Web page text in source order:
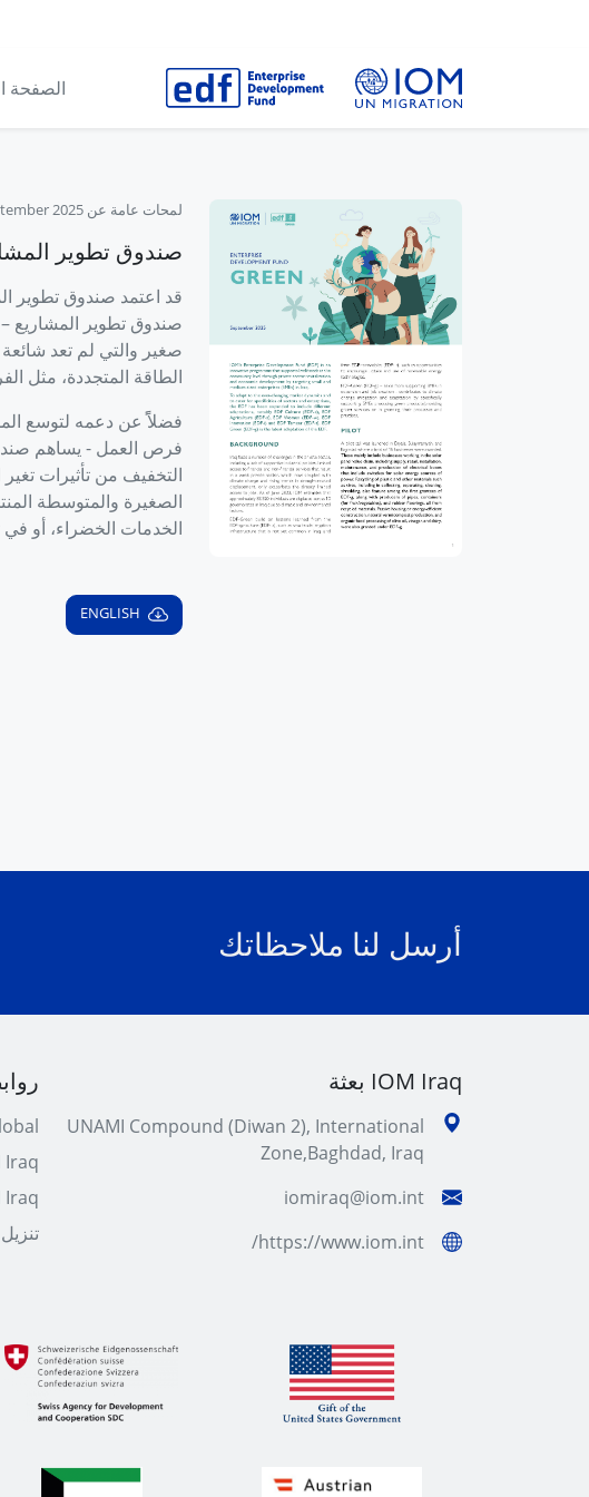
الصفحة
لمحات عامة عن EDF 2025
صندوق تطوير
قد اعتمد صندوق تطوير
صندوق تطوير المشاريع –
صغير والتي لم تعد
الطاقة المتجددة، مثل
فضلاًً عن دعمه لتوسع
التخفيف من تأثيرات
الصغيرة والمتوسطة
الخدمات الخضراء، أو في
ENGLISH
أرسل لنا ملاحظاتك
IOM Iraq بعثة
UNAMI Compound (Diwan 2), International
Zone,Baghdad, Iraq
iomiraq@iom.int
https://www.iom.int/
Iraq
Iraq